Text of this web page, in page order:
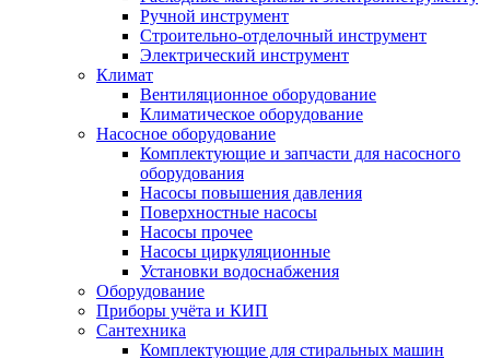
Ручной инструмент
Строительно-отделочный инструмент
Электрический инструмент
Климат
Вентиляционное оборудование
Климатическое оборудование
Насосное оборудование
Комплектующие и запчасти для насосного
оборудования
Насосы повышения давления
Поверхностные насосы
Насосы прочее
Насосы циркуляционные
Установки водоснабжения
Оборудование
Приборы учёта и КИП
Сантехника
Комплектующие для стиральных машин